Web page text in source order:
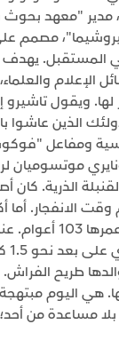
"معهد بحوث
مصمم
المستقبل. يهدف
والعلماء،
لها. ويقول
الذين
ومفاعل
موتسوميان
الذرية. كان
الرحم وقت الانفجار.
"تسورو أمينوموري"،
طريح
هي اليوم مبتهجة
بلا مساعدة من